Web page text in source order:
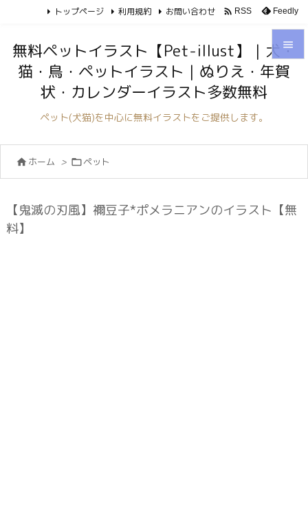



トップページ 利用規約 お問い合わせ  RSS Feedly
無料ペットイラスト【Pet-illust】｜犬・
猫・鳥・ペットイラスト｜ぬりえ・年賀
状・カレンダーイラスト多数無料
ペット(犬猫)を中心に無料イラストをご提供します。
 ホーム > ペット
【鬼滅の刃風】禰豆子*ポメラニアンのイラスト【無
料】